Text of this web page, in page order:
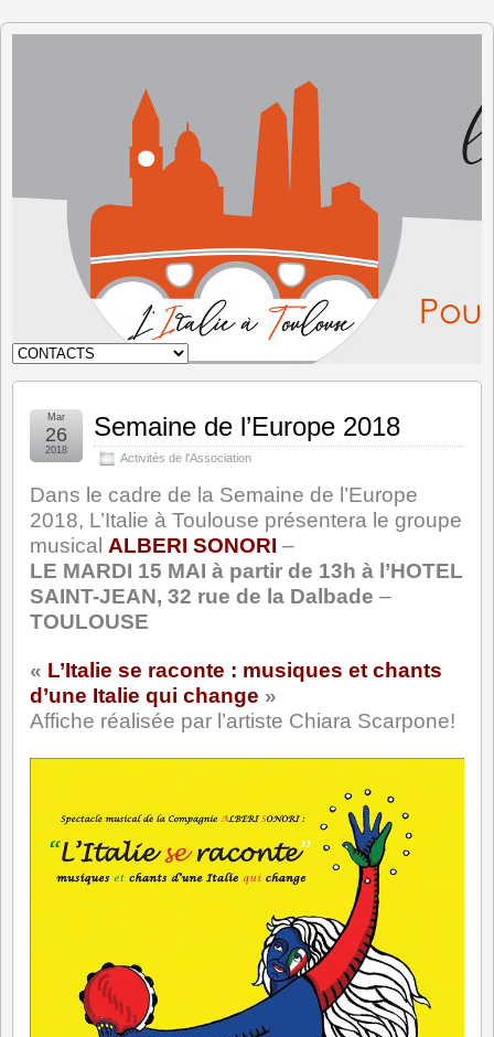
L'Italie à
Toulouse
Semaine de l’Europe 2018
Activités de l'Association
Mar
26
2018
Dans le cadre de la Semaine de l’Europe
2018, L’Italie à Toulouse présentera le groupe
musical ALBERI SONORI –
LE MARDI 15 MAI à partir de 13h à l’HOTEL
SAINT-JEAN, 32 rue de la Dalbade –
TOULOUSE
« L’Italie se raconte : musiques et chants
d’une Italie qui change »
Affiche réalisée par l’artiste Chiara Scarpone!